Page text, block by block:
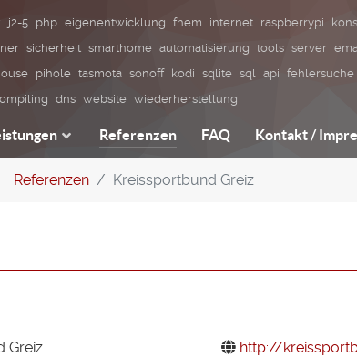
j2-5 php eigenentwicklung fhem internet raspberrypi
sicherheit smarthome automatisierung tools server
pihole tasmota sonoff kodi sqlite sql api fehlersuche
dns website wiederherstellung
Referenzen FAQ Kontakt /
Referenzen Kreissportbund Greiz
Greiz http://